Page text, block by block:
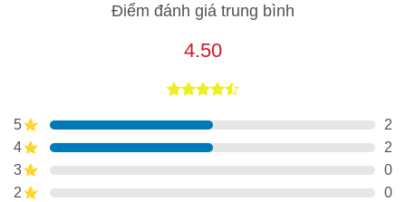
Điểm đánh giá trung bình
4.50
5 dựa trên
5
2
4
2
3
0
2
0